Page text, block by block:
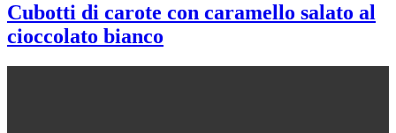
Cubotti di carote con caramello salato al
cioccolato bianco